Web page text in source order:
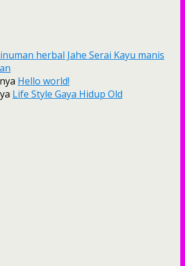
herbal Jahe Serai Kayu manis
Hello world!
Life Style Gaya Hidup Old